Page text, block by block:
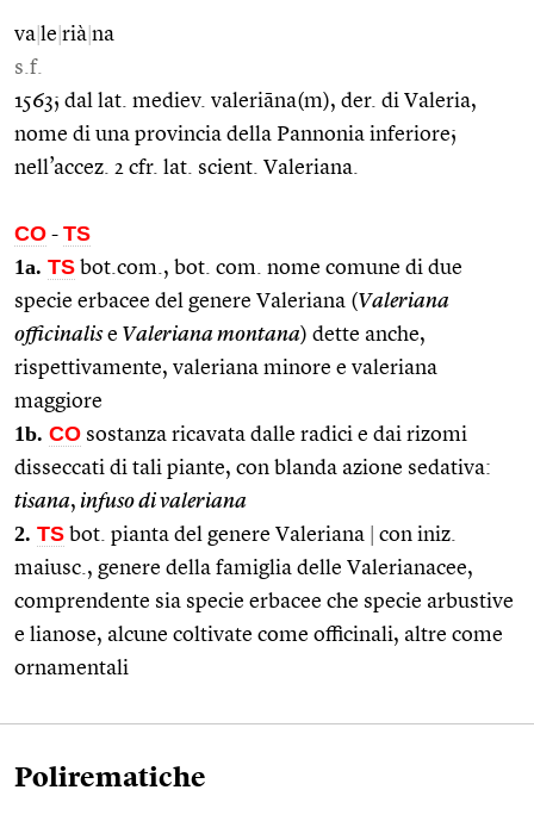
va le rià na
s.f.
1563; dal lat. mediev. valeriāna(m), der. di Valeria,
nome di una provincia della Pannonia inferiore;
nell’accez. 2 cfr. lat. scient. Valeriana.
CO - TS
1a. TS bot.com., bot. com. nome comune di due
specie erbacee del genere Valeriana (Valeriana
officinalise Valeriana montana) dette anche,
rispettivamente, valeriana minore e valeriana
maggiore
1b. CO sostanza ricavata dalle radici e dai rizomi
disseccati di tali piante, con blanda azione sedativa:
tisana, infuso di valeriana
2. TS bot. pianta del genere Valeriana
con iniz.
maiusc., genere della famiglia delle Valerianacee,
comprendente sia specie erbacee che specie arbustive
e lianose, alcune coltivate come officinali, altre come
ornamentali
Polirematiche